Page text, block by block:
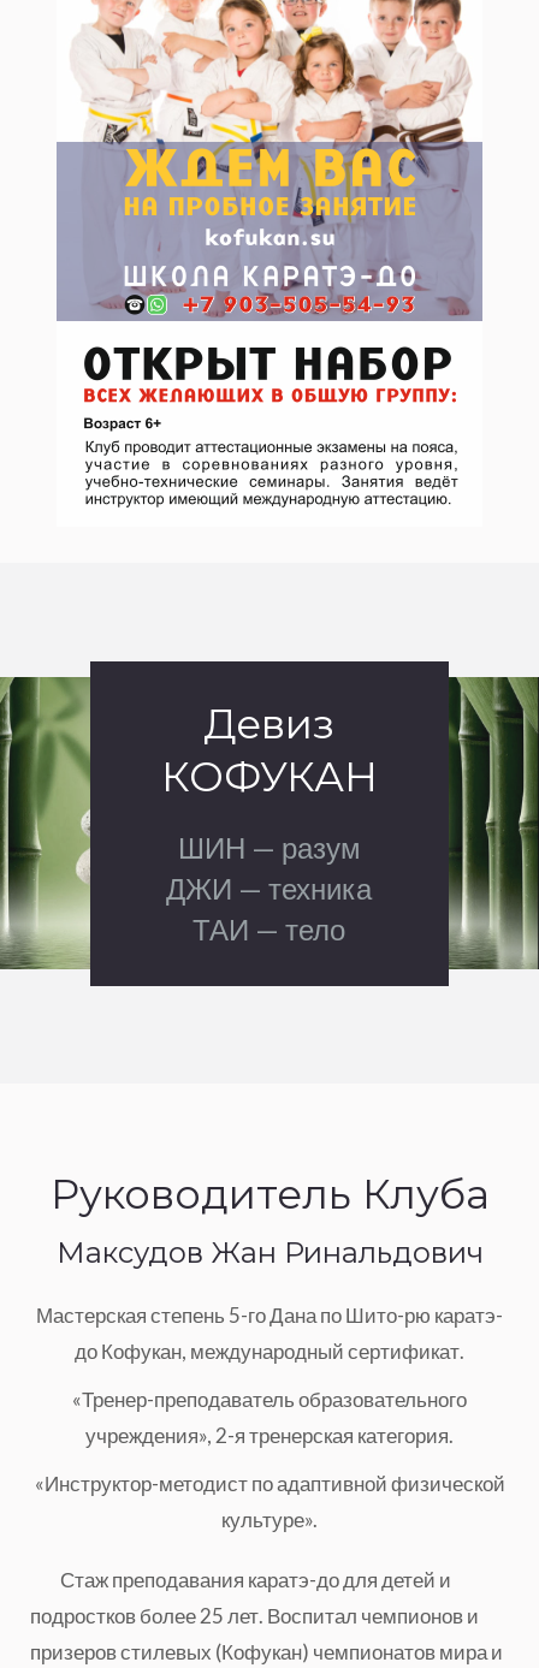
Девиз
КОФУКАН
ШИН — разум
ДЖИ — техника
ТАИ — тело
Руководитель Клуба
Максудов Жан Ринальдович
Мастерская степень 5-го Дана по Шито-рю каратэ-
до Кофукан, международный сертификат.
«Тренер-преподаватель образовательного
учреждения», 2-я тренерская категория.
«Инструктор-методист по адаптивной физической
культуре».
Стаж преподавания каратэ-до для детей и
подростков более 25 лет. Воспитал чемпионов и
призеров стилевых (Кофукан) чемпионатов мира и